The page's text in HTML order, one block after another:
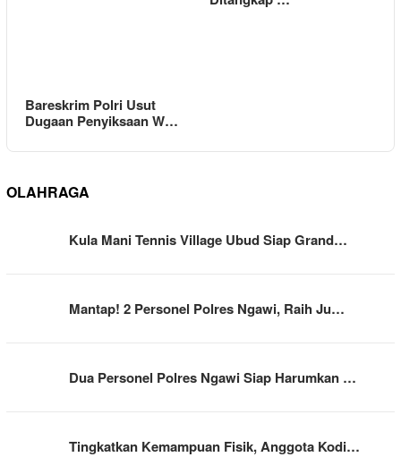
Bareskrim Polri Usut
Dugaan Penyiksaan W…
OLAHRAGA
Kula Mani Tennis Village Ubud Siap Grand…
Mantap! 2 Personel Polres Ngawi, Raih Ju…
Dua Personel Polres Ngawi Siap Harumkan …
Tingkatkan Kemampuan Fisik, Anggota Kodi…